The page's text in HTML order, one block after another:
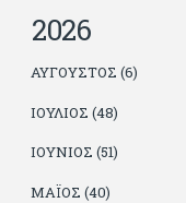
γιατί είναι μέλος της
μεγαλύτερους σε όλα
παντρεμένος, αλλά
κουράγιο να το
φίλους του δεν
δεν έχει παιδιά.
υπάρχουν άνθρωποι
συμφωνώντας είτε
2026
ΑΎΓΟΥΣΤΟΣ (6)
ΙΟΎΛΙΟΣ (48)
ΙΟΎΝΙΟΣ (51)
ΜΆΙΟΣ (40)